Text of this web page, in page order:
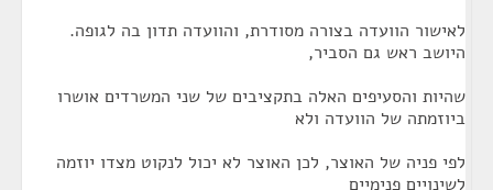
לאישור הוועדה בצורה מסודרת, והוועדה תדון בה לגופה.
היושב ראש גם הסביר,
שהיות והסעיפים האלה בתקציבים של שני המשרדים אושרו
ביוזמתה של הוועדה ולא
לפי פניה של האוצר, לכן האוצר לא יכול לנקוט מצדו יוזמה
לשינויים פנימיים